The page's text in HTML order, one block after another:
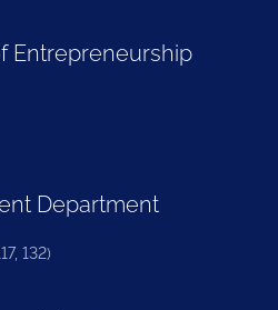
Entrepreneurship
Department
132)